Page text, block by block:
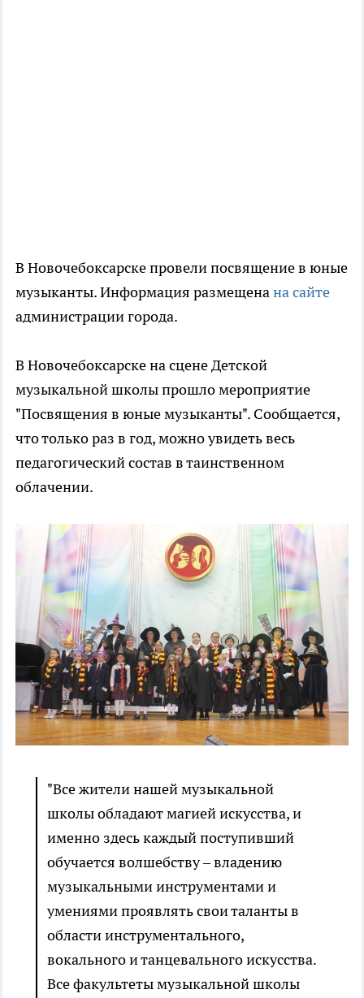
В Новочебоксарске провели посвящение в юные
музыканты. Информация размещенана сайте
администрации города.
В Новочебоксарске на сцене Детской
музыкальной школы прошло мероприятие
"Посвящения в юные музыканты". Сообщается,
что только раз в год, можно увидеть весь
педагогический состав в таинственном
облачении.
"Все жители нашей музыкальной
школы обладают магией искусства, и
именно здесь каждый поступивший
обучается волшебству – владению
музыкальными инструментами и
умениями проявлять свои таланты в
области инструментального,
вокального и танцевального искусства.
Все факультеты музыкальной школы